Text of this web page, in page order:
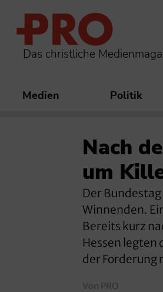
Das christliche
Medien Politik
Nach
um
Der
Winnenden.
Bereits kurz
Hessen
der Forderung
Von PRO